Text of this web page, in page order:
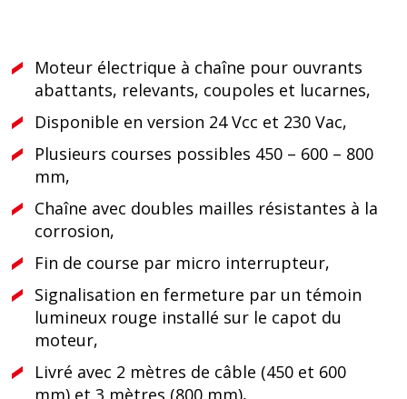
Moteur électrique à chaîne pour ouvrants
abattants, relevants, coupoles et lucarnes,
Disponible en version 24 Vcc et 230 Vac,
Plusieurs courses possibles 450 – 600 – 800
mm,
Chaîne avec doubles mailles résistantes à la
corrosion,
Fin de course par micro interrupteur,
Signalisation en fermeture par un témoin
lumineux rouge installé sur le capot du
moteur,
Livré avec 2 mètres de câble (450 et 600